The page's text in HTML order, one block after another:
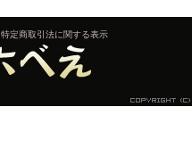
特定商取引法に関する表示